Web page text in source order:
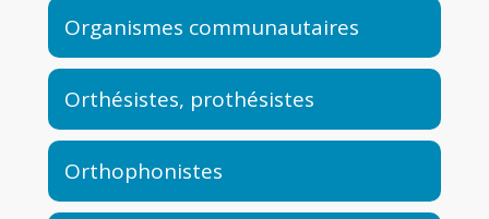
Organismes communautaires
Orthésistes, prothésistes
Orthophonistes